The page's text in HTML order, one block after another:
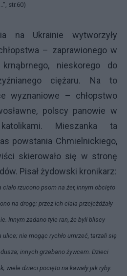
str.60)
na Ukrainie wytworzyły
– zaprawionego w
nieskorego do
ciężaru. Na to
wyznaniowe – chłopstwo
polscy panowie w
Mieszanka ta
powstania Chmielnickiego,
skierowało się w stronę
Pisał żydowski kronikarz:
ciało rzucono psom na żer, innym obcięto
na drogę; przez ich ciała przejeżdżały
Innym zadano tyle ran, że byli bliscy
nie mogąc rychło umrzeć, tarzali się
dusza; innych grzebano żywcem. Dzieci
wiele dzieci pocięto na kawały jak ryby.